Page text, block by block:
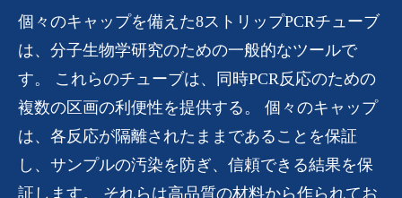
個々のキャップを備えた8ストリップPCRチューブ
は、分子生物学研究のための一般的なツールで
す。 これらのチューブは、同時PCR反応のための
複数の区画の利便性を提供する。 個々のキャップ
は、各反応が隔離されたままであることを保証
し、サンプルの汚染を防ぎ、信頼できる結果を保
証します。 それらは高品質の材料から作られてお